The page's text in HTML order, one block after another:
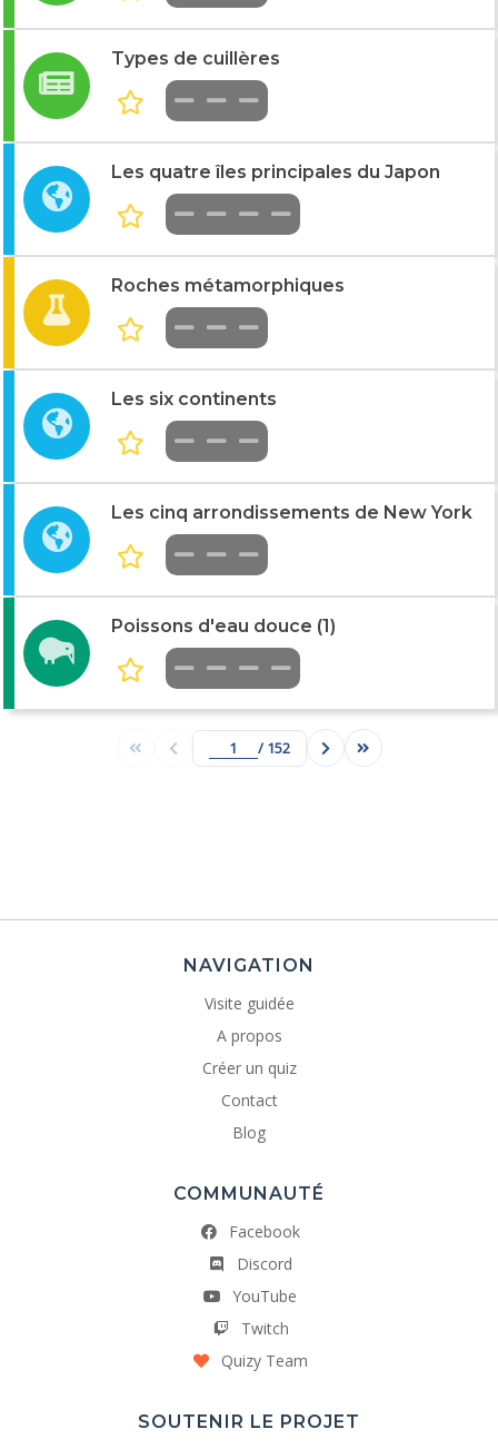
Types de cuillères
Les quatre îles principales du Japon
Roches métamorphiques
Les six continents
Les cinq arrondissements de New York
Poissons d'eau douce (1)
/ 152
NAVIGATION
Visite guidée
A propos
Créer un quiz
Contact
Blog
COMMUNAUTÉ
Facebook
Discord
YouTube
Twitch
Quizy Team
SOUTENIR LE PROJET